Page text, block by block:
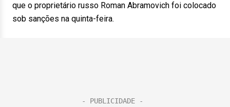
que o proprietário russo Roman Abramovich foi colocado
sob sanções na quinta-feira.